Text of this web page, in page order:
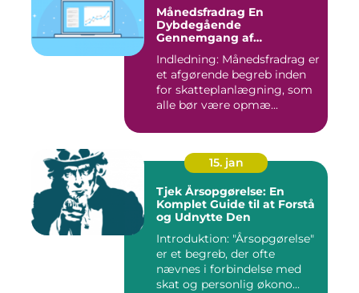
Månedsfradrag En
Dybdegående
Gennemgang af
Indledning: Månedsfradrag er
et afgørende begreb inden
for skatteplanlægning, som
alle bør være opmæ...
15. jan
Tjek Årsopgørelse: En
Komplet Guide til at Forstå
og Udnytte Den
Introduktion: "Årsopgørelse"
er et begreb, der ofte
nævnes i forbindelse med
skat og personlig økono...